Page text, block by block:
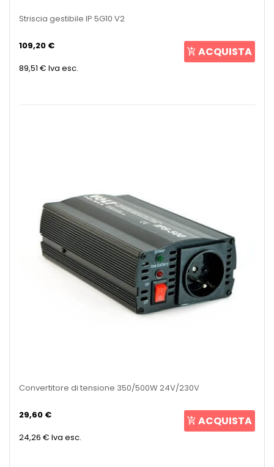
Striscia gestibile IP 5G10 V2
109,20 €
89,51 € Iva esc.
ACQUISTA
Convertitore di tensione 350/500W 24V/230V
29,60 €
24,26 € Iva esc.
ACQUISTA